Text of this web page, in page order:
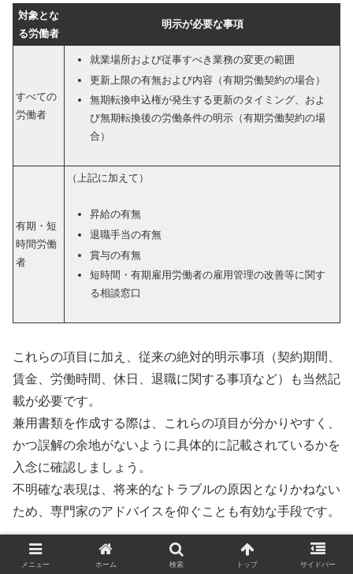
対象とな
る労働者
明示が必要な事項
すべての
労働者
就業場所および従事すべき業務の変更の範囲
更新上限の有無および内容（有期労働契約の場合）
無期転換申込権が発生する更新のタイミング、およ
び無期転換後の労働条件の明示（有期労働契約の場
合）
有期・短
時間労働
者
（上記に加えて）
昇給の有無
退職手当の有無
賞与の有無
短時間・有期雇用労働者の雇用管理の改善等に関す
る相談窓口
これらの項目に加え、従来の絶対的明示事項（契約期間、
賃金、労働時間、休日、退職に関する事項など）も当然記
載が必要です。
兼用書類を作成する際は、これらの項目が分かりやすく、
かつ誤解の余地がないように具体的に記載されているかを
入念に確認しましょう。
不明確な表現は、将来的なトラブルの原因となりかねない
ため、専門家のアドバイスを仰ぐことも有効な手段です。
労働条件通知書の保管期間と再発行に
メニュー ホーム 検索 トップ サイドバー